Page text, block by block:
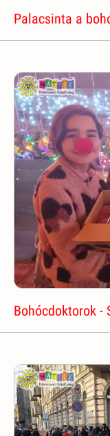
Palacsinta a
Bohócdoktorok -